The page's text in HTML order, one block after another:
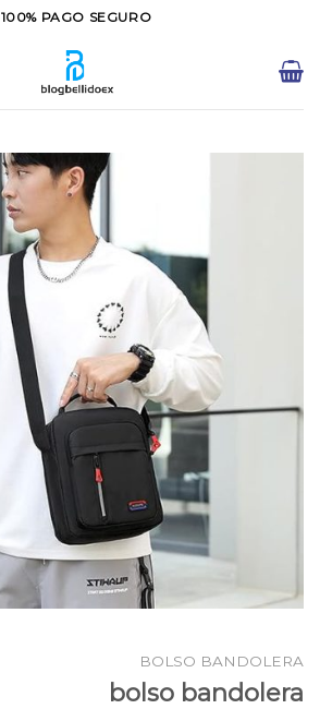
100% PAGO SEGURO
BOLSO BANDOLERA
bolso bandolera